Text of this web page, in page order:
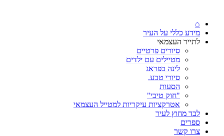
⌂
מידע כללי על העיר
לתייר העצמאי
סיורים פרטיים
מטיילים עם ילדים
לינה בפראג
סיורי טבע.
הסעות
"חוק טיבי"
אטרקציות עיקריות למטייל העצמאי
לבד מחוץ לעיר
ספרים
צרו קשר